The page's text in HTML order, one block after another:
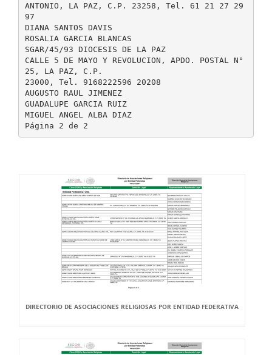
ANTONIO, LA PAZ, C.P. 23258, Tel. 61 21 27 29
97
DIANA SANTOS DAVIS
ROSALIA GARCIA BLANCAS
SGAR/45/93 DIOCESIS DE LA PAZ
CALLE 5 DE MAYO Y REVOLUCION, APDO. POSTAL N°
25, LA PAZ, C.P.
23000, Tel. 9168222596 20208
AUGUSTO RAUL JIMENEZ
GUADALUPE GARCIA RUIZ
MIGUEL ANGEL ALBA DIAZ
DIRECTORIO DE ASOCIACIONES RELIGIOSAS POR ENTIDAD FEDERATIVA